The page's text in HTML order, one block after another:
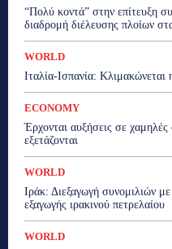
“Πολύ κοντά” στην επίτευξη
διαδρομή διέλευσης πλοίων
WORLD
Ιταλία-Ισπανία:
ECONOMY
Έρχονται αυξήσεις σε
εξετάζονται
WORLD
Ιράκ: Διεξαγωγή συνομιλιών
εξαγωγής ιρακινού πετρελαίου
WORLD